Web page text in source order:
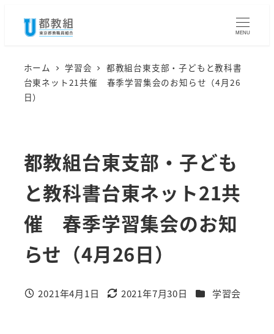
MENU
ホーム 学習会
都教組台東支部・子どもと教科書
台東ネット21共催 春季学習集会のお知らせ（4月26
日）
都教組台東支部・子ども
と教科書台東ネット21共
催 春季学習集会のお知
らせ（4月26日）
投稿日
2021年4月1日
更新日
2021年7月30日 カテゴリー
学習会